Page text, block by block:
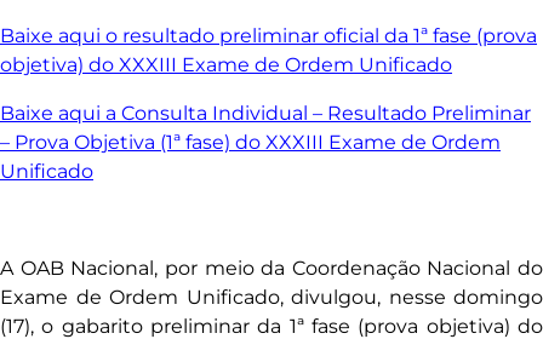
Baixe aqui o resultado preliminar oficial da 1ª fase (prova
objetiva) do XXXIII Exame de Ordem Unificado
Baixe aqui a Consulta Individual – Resultado Preliminar
– Prova Objetiva (1ª fase) do XXXIII Exame de Ordem
Unificado
A OAB Nacional, por meio da Coordenação Nacional do
Exame de Ordem Unificado, divulgou, nesse domingo
(17), o gabarito preliminar da 1ª fase (prova objetiva) do